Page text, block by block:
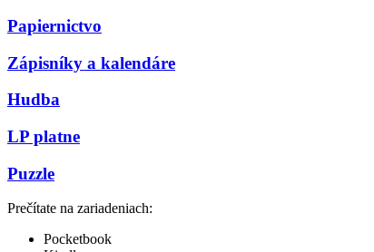
Papiernictvo
Zápisníky a kalendáre
Hudba
LP platne
Puzzle
Prečítate na zariadeniach:
Pocketbook